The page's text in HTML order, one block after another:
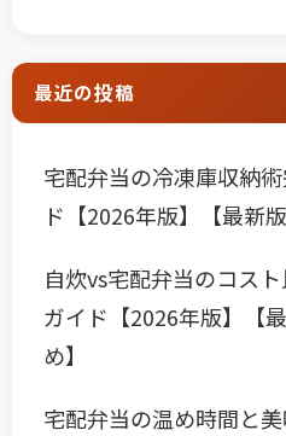
最近の投稿
宅配弁当の冷凍庫収納
ド【2026年版】【最新版
自炊vs宅配弁当のコス
ガイド【2026年版】【
め】
宅配弁当の温め時間と